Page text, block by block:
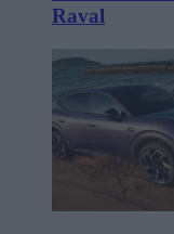
Raval